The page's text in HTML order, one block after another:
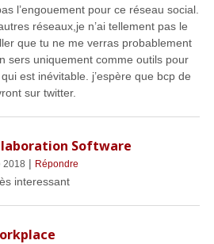
l’engouement pour ce réseau social.
réseaux,je n’ai tellement pas le
que tu ne me verras probablement
sers uniquement comme outils pour
est inévitable. j’espère que bcp de
sur twitter.
Software
2018 | Répondre
interessant